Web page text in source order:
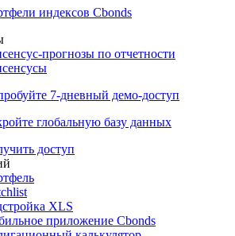
индексов Cbonds
прогнозы по отчетности
7-дневный демо-доступ
глобальную базу данных
доступ
XLS
приложение Cbonds